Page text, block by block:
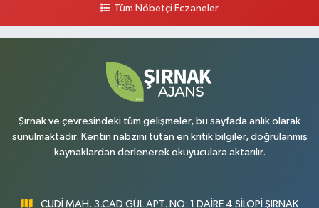
Tüm Nöbetçi Eczaneler
Şırnak ve çevresindeki tüm gelişmeler, bu sayfada anlık olarak
sunulmaktadır. Kentin nabzını tutan en kritik bilgiler, doğrulanmış
kaynaklardan derlenerek okuyuculara aktarılır.
CUDİ MAH. 3.CAD GÜL APT. NO: 1 DAİRE 4 SİLOPİ ŞIRNAK